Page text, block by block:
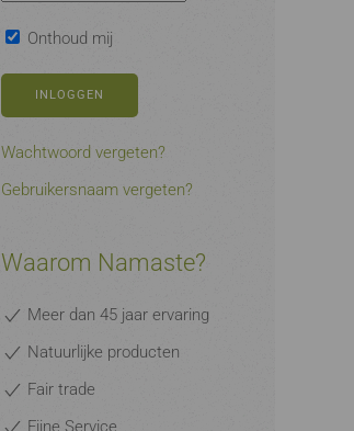
Onthoud mij
INLOGGEN
Wachtwoord vergeten?
Gebruikersnaam vergeten?
Waarom Namaste?
Meer dan 45 jaar ervaring
Natuurlijke producten
Fair trade
Fijne Service